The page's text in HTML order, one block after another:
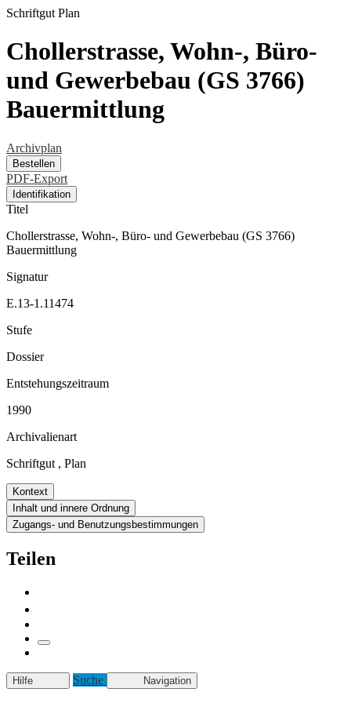
Schriftgut Plan
Chollerstrasse, Wohn-, Büro-
und Gewerbebau (GS 3766)
Bauermittlung
Archivplan
Bestellen
PDF-Export
Identifikation
Titel
Chollerstrasse, Wohn-, Büro- und Gewerbebau (GS 3766)
Bauermittlung
Signatur
E.13-1.11474
Stufe
Dossier
Entstehungszeitraum
1990
Archivalienart
Schriftgut , Plan
Kontext
Inhalt und innere Ordnung
Zugangs- und Benutzungsbestimmungen
Teilen
Hilfe Suche Navigation